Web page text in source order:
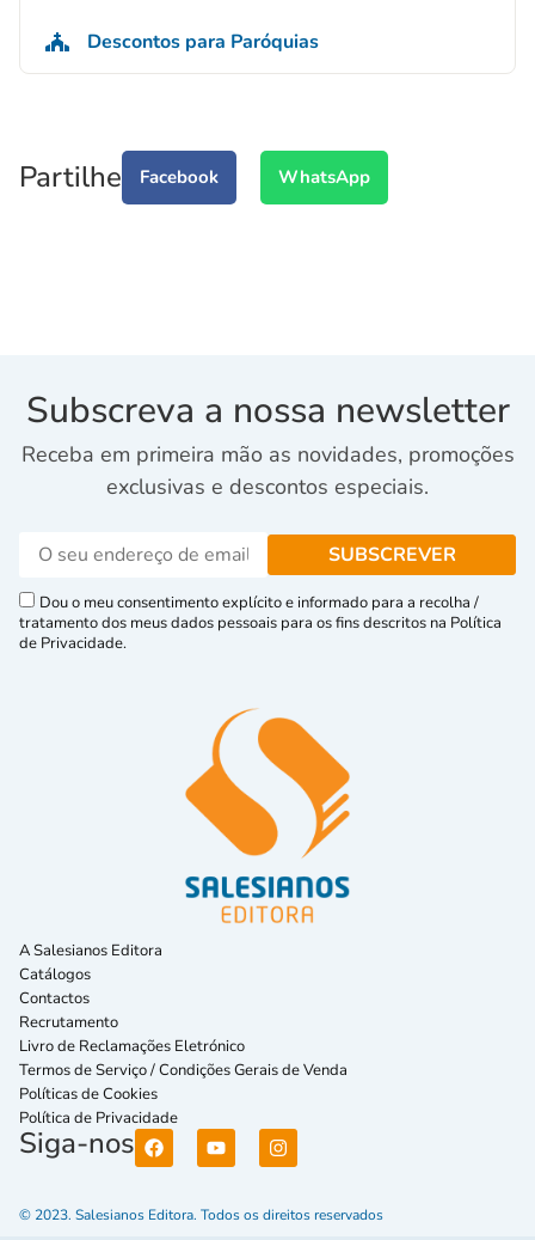
Descontos para Paróquias
Partilhe Facebook WhatsApp
Subscreva a nossa newsletter
Receba em primeira mão as novidades, promoções
exclusivas e descontos especiais.
Dou o meu consentimento explícito e informado para a recolha /
tratamento dos meus dados pessoais para os fins descritos na Política
de Privacidade.
A Salesianos Editora
Catálogos
Contactos
Recrutamento
Livro de Reclamações Eletrónico
Termos de Serviço / Condições Gerais de Venda
Políticas de Cookies
Política de Privacidade
Siga-nos
© 2023. Salesianos Editora. Todos os direitos reservados